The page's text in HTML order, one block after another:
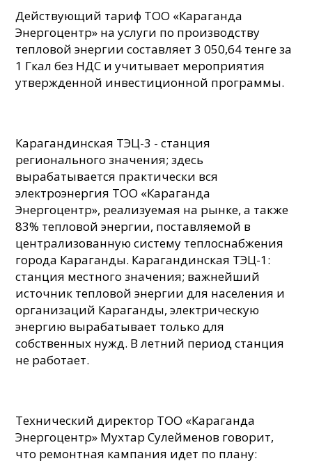
Действующий тариф ТОО «Караганда
Энергоцентр» на услуги по производству
тепловой энергии составляет 3 050,64 тенге за
1 Гкал без НДС и учитывает мероприятия
утвержденной инвестиционной программы.
Карагандинская ТЭЦ-3 - станция
регионального значения; здесь
вырабатывается практически вся
электроэнергия ТОО «Караганда
Энергоцентр», реализуемая на рынке, а также
83% тепловой энергии, поставляемой в
централизованную систему теплоснабжения
города Караганды. Карагандинская ТЭЦ-1:
станция местного значения; важнейший
источник тепловой энергии для населения и
организаций Караганды, электрическую
энергию вырабатывает только для
собственных нужд. В летний период станция
не работает.
Технический директор ТОО «Караганда
Энергоцентр» Мухтар Сулейменов говорит,
что ремонтная кампания идет по плану: